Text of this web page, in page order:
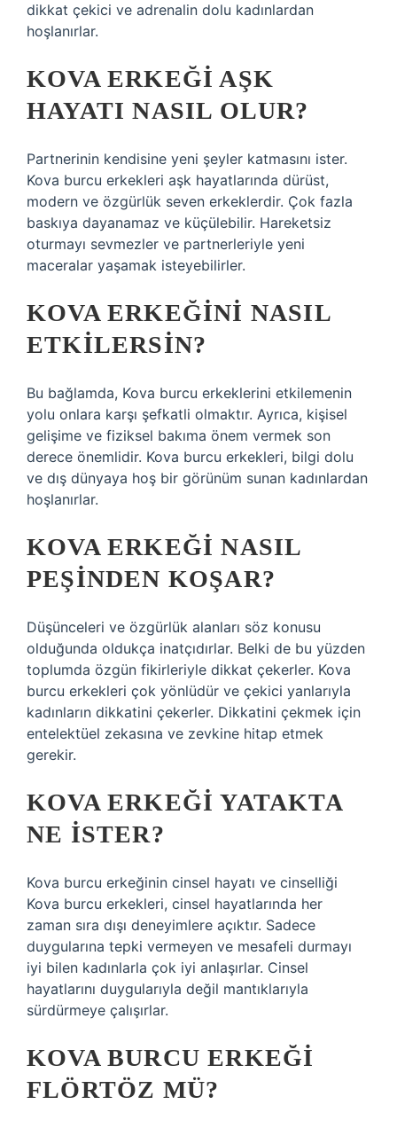
dikkat çekici ve adrenalin dolu kadınlardan
hoşlanırlar.
KOVA ERKEĞI AŞK
HAYATI NASIL OLUR?
Partnerinin kendisine yeni şeyler katmasını ister.
Kova burcu erkekleri aşk hayatlarında dürüst,
modern ve özgürlük seven erkeklerdir. Çok fazla
baskıya dayanamaz ve küçülebilir. Hareketsiz
oturmayı sevmezler ve partnerleriyle yeni
maceralar yaşamak isteyebilirler.
KOVA ERKEĞINI NASIL
ETKILERSIN?
Bu bağlamda, Kova burcu erkeklerini etkilemenin
yolu onlara karşı şefkatli olmaktır. Ayrıca, kişisel
gelişime ve fiziksel bakıma önem vermek son
derece önemlidir. Kova burcu erkekleri, bilgi dolu
ve dış dünyaya hoş bir görünüm sunan kadınlardan
hoşlanırlar.
KOVA ERKEĞI NASIL
PEŞINDEN KOŞAR?
Düşünceleri ve özgürlük alanları söz konusu
olduğunda oldukça inatçıdırlar. Belki de bu yüzden
toplumda özgün fikirleriyle dikkat çekerler. Kova
burcu erkekleri çok yönlüdür ve çekici yanlarıyla
kadınların dikkatini çekerler. Dikkatini çekmek için
entelektüel zekasına ve zevkine hitap etmek
gerekir.
KOVA ERKEĞI YATAKTA
NE ISTER?
Kova burcu erkeğinin cinsel hayatı ve cinselliği
Kova burcu erkekleri, cinsel hayatlarında her
zaman sıra dışı deneyimlere açıktır. Sadece
duygularına tepki vermeyen ve mesafeli durmayı
iyi bilen kadınlarla çok iyi anlaşırlar. Cinsel
hayatlarını duygularıyla değil mantıklarıyla
sürdürmeye çalışırlar.
KOVA BURCU ERKEĞI
FLÖRTÖZ MÜ?